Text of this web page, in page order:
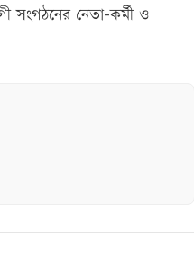
সংগঠনের নেতা-কর্মী ও